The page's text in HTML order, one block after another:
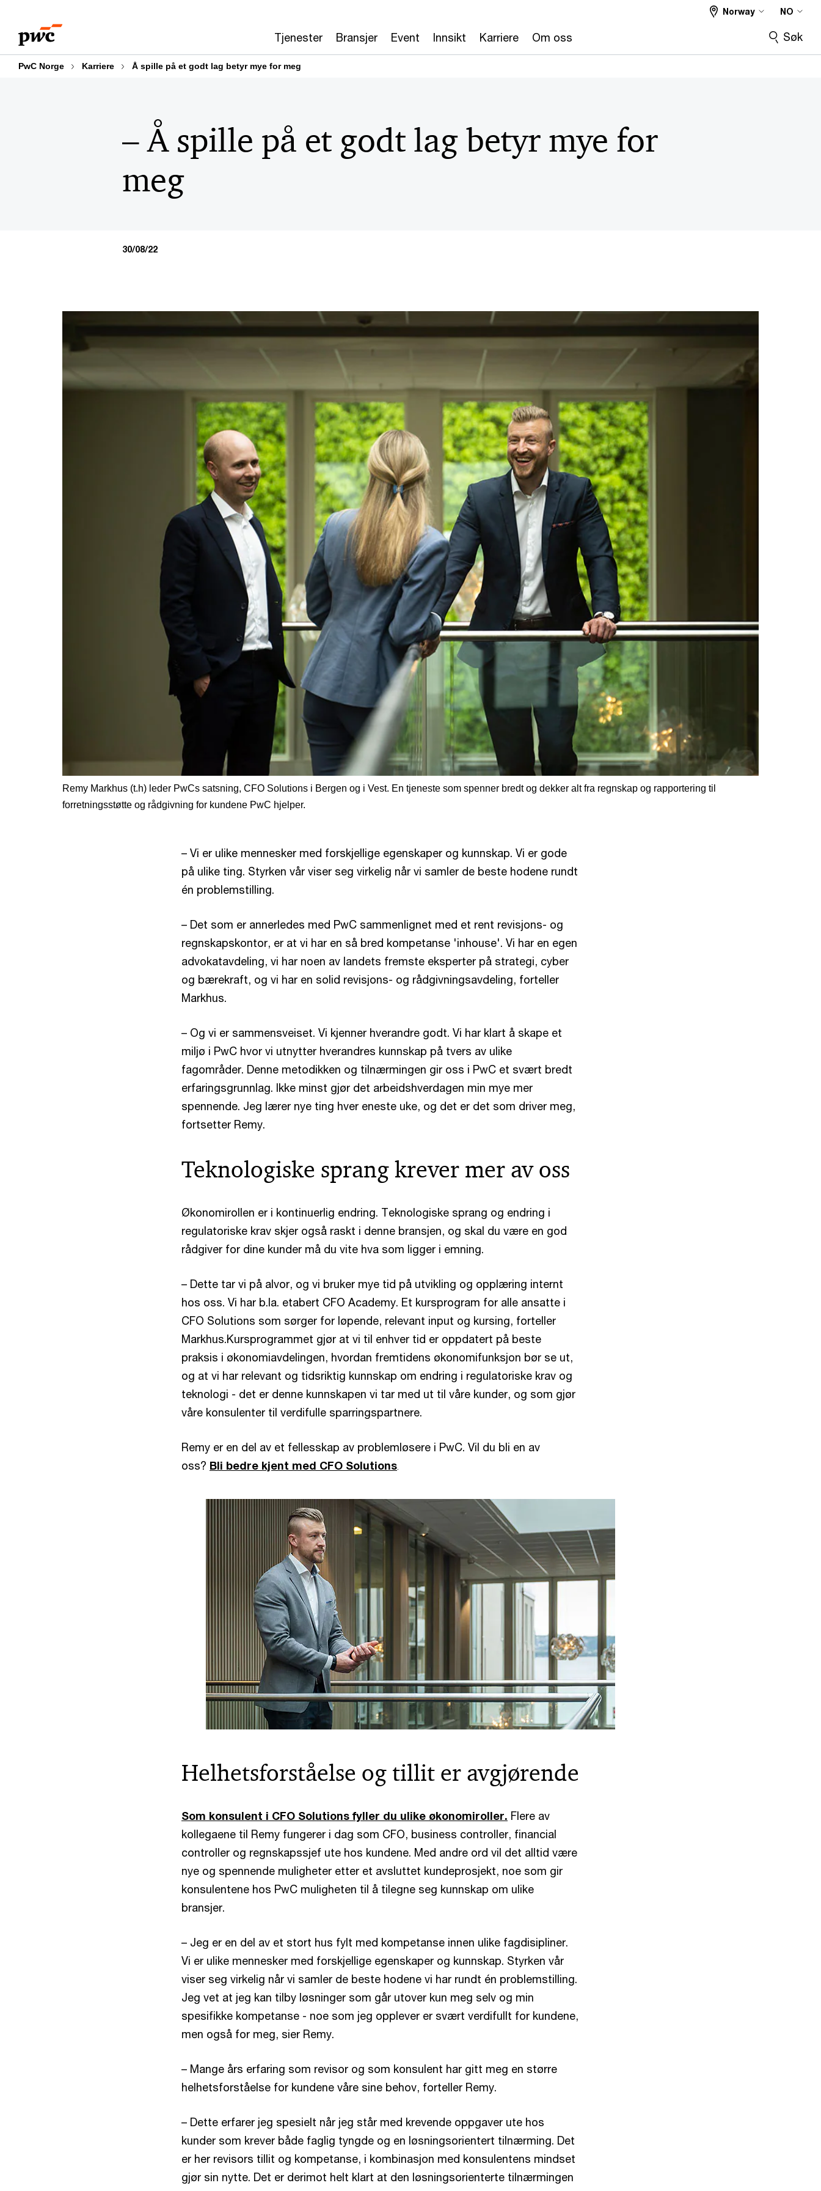
content
footer
Tjenester Bransjer Event Innsikt Karriere Om oss
Norway NO
Søk
PwC Norge Karriere Å spille på et godt lag betyr mye for meg
– Å spille på et godt lag betyr mye for
meg
30/08/22
Remy Markhus (t.h) leder PwCs satsning, CFO Solutions i Bergen og i Vest. En tjeneste som spenner bredt og dekker alt fra regnskap og rapportering til
forretningsstøtte og rådgivning for kundene PwC hjelper.
– Vi er ulike mennesker med forskjellige egenskaper og kunnskap. Vi er gode
på ulike ting. Styrken vår viser seg virkelig når vi samler de beste hodene rundt
én problemstilling.
– Det som er annerledes med PwC sammenlignet med et rent revisjons- og
regnskapskontor, er at vi har en så bred kompetanse 'inhouse'. Vi har en egen
advokatavdeling, vi har noen av landets fremste eksperter på strategi, cyber
og bærekraft, og vi har en solid revisjons- og rådgivningsavdeling, forteller
Markhus.
– Og vi er sammensveiset. Vi kjenner hverandre godt. Vi har klart å skape et
miljø i PwC hvor vi utnytter hverandres kunnskap på tvers av ulike
fagområder. Denne metodikken og tilnærmingen gir oss i PwC et svært bredt
erfaringsgrunnlag. Ikke minst gjør det arbeidshverdagen min mye mer
spennende. Jeg lærer nye ting hver eneste uke, og det er det som driver meg,
fortsetter Remy.
Teknologiske sprang krever mer av oss
Økonomirollen er i kontinuerlig endring. Teknologiske sprang og endring i
regulatoriske krav skjer også raskt i denne bransjen, og skal du være en god
rådgiver for dine kunder må du vite hva som ligger i emning.
– Dette tar vi på alvor, og vi bruker mye tid på utvikling og opplæring internt
hos oss. Vi har b.la. etabert CFO Academy. Et kursprogram for alle ansatte i
CFO Solutions som sørger for løpende, relevant input og kursing, forteller
Markhus.Kursprogrammet gjør at vi til enhver tid er oppdatert på beste
praksis i økonomiavdelingen, hvordan fremtidens økonomifunksjon bør se ut,
og at vi har relevant og tidsriktig kunnskap om endring i regulatoriske krav og
teknologi - det er denne kunnskapen vi tar med ut til våre kunder, og som gjør
våre konsulenter til verdifulle sparringspartnere.
Remy er en del av et fellesskap av problemløsere i PwC. Vil du bli en av
oss? Bli bedre kjent med CFO Solutions.
Helhetsforståelse og tillit er avgjørende
Som konsulent i CFO Solutions fyller du ulike økonomiroller. Flere av
kollegaene til Remy fungerer i dag som CFO, business controller, financial
controller og regnskapssjef ute hos kundene. Med andre ord vil det alltid være
nye og spennende muligheter etter et avsluttet kundeprosjekt, noe som gir
konsulentene hos PwC muligheten til å tilegne seg kunnskap om ulike
bransjer.
– Jeg er en del av et stort hus fylt med kompetanse innen ulike fagdisipliner.
Vi er ulike mennesker med forskjellige egenskaper og kunnskap. Styrken vår
viser seg virkelig når vi samler de beste hodene vi har rundt én problemstilling.
Jeg vet at jeg kan tilby løsninger som går utover kun meg selv og min
spesifikke kompetanse - noe som jeg opplever er svært verdifullt for kundene,
men også for meg, sier Remy.
– Mange års erfaring som revisor og som konsulent har gitt meg en større
helhetsforståelse for kundene våre sine behov, forteller Remy.
– Dette erfarer jeg spesielt når jeg står med krevende oppgaver ute hos
kunder som krever både faglig tyngde og en løsningsorientert tilnærming. Det
er her revisors tillit og kompetanse, i kombinasjon med konsulentens mindset
gjør sin nytte. Det er derimot helt klart at den løsningsorienterte tilnærmingen